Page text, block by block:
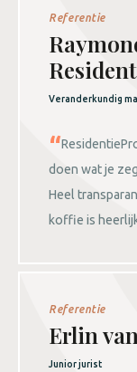
Referentie
Veranderkundig
doen wat je
Heel
koffie is
Referentie
Erlin
Junior jurist